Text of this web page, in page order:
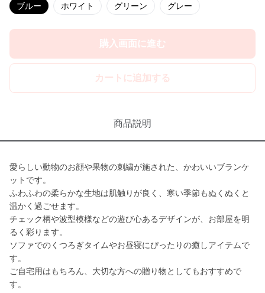
ブルー ホワイト グリーン グレー
購入画面に進む
カートに追加する
商品説明
愛らしい動物のお顔や果物の刺繍が施された、かわいいブランケ
ットです。
ふわふわの柔らかな生地は肌触りが良く、寒い季節もぬくぬくと
温かく過ごせます。
チェック柄や波型模様などの遊び心あるデザインが、お部屋を明
るく彩ります。
ソファでのくつろぎタイムやお昼寝にぴったりの癒しアイテムで
す。
ご自宅用はもちろん、大切な方への贈り物としてもおすすめで
す。